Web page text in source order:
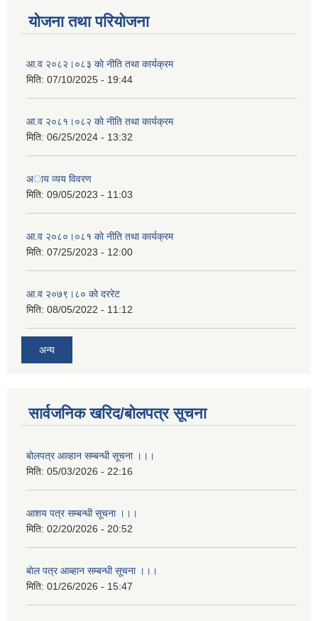
योजना तथा परियोजना
आ.व २०८२।०८३ काे नीति तथा कार्यक्रम
मिति: 07/10/2025 - 19:44
आ.व २०८१।०८२ काे नीति तथा कार्यक्रम
मिति: 06/25/2024 - 13:32
अाय व्यय विवरण
मिति: 09/05/2023 - 11:03
आ.व २०८०।०८१ काे नीति तथा कार्यक्रम
मिति: 07/25/2023 - 12:00
आ.व २०७९।८० काे दररेट
मिति: 08/05/2022 - 11:12
अन्य
सार्वजनिक खरिद/बोलपत्र सूचना
बोलपत्र आव्हान सम्बन्धी सूचना ।।।
मिति: 05/03/2026 - 22:16
आशय पत्र सम्बन्धी सूचना ।।।
मिति: 02/20/2026 - 20:52
बाेल पत्र आब्हान सम्बन्धी सूचना ।।।
मिति: 01/26/2026 - 15:47